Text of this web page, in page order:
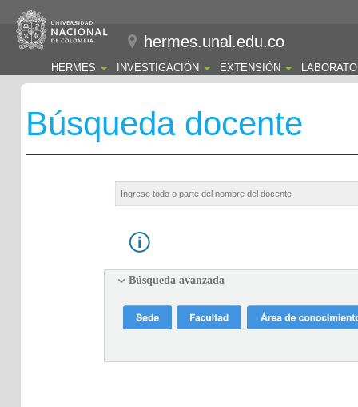
hermes.unal.edu.co
HERMES INVESTIGACIÓN EXTENSIÓN
Búsqueda docente
Búsqueda avanzada